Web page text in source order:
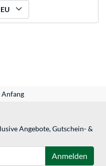
Angebote, Gutschein- &
Anmelden